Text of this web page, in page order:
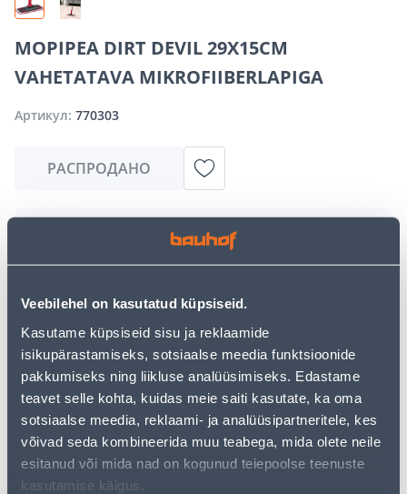
Veebilehel on kasutatud küpsiseid.
Kasutame küpsiseid sisu ja reklaamide
isikupärastamiseks, sotsiaalse meedia funktsioonide
pakkumiseks ning liikluse analüüsimiseks. Edastame
teavet selle kohta, kuidas meie saiti kasutate, ka oma
sotsiaalse meedia, reklaami- ja analüüsipartneritele, kes
võivad seda kombineerida muu teabega, mida olete neile
esitanud või mida nad on kogunud teiepoolse teenuste
kasutamise käigus.
MOPIPEA DIRT DEVIL 29X15CM
VAHETATAVA MIKROFIIBERLAPIGA
Артикул: 770303
РАСПРОДАНО
Извините, но запрашиваемый вами товар в
настоящее время временно отсутствует из-за
большого спроса. Однако мы предлагаем отличные
могут вам понравиться!
Но ваш шопинг не должен заканчиваться здесь - вы
можете продолжить свои исследования, вернувшись
главную страницу или используя нашу мощную
функцию поиска, чтобы найти еще более приятные
варианты. Удачных покупок!
• Mopipea vahetatava mikrofiiberlapiga.
• Mõõdud: 29 x 15 cm.